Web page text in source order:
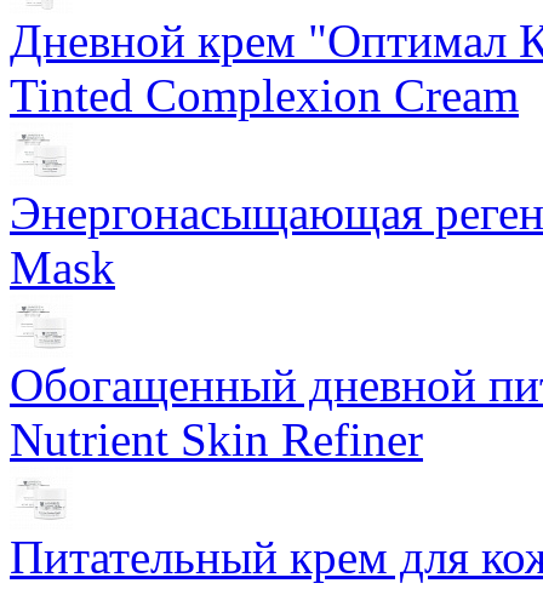
Дневной крем "Оптимал
Tinted Complexion Cream
Энергонасыщающая
Mask
Обогащенный дневной
Nutrient Skin Refiner
Питательный крем для